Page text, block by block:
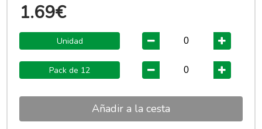
1.69€
Unidad
Pack de 12
Añadir a la cesta